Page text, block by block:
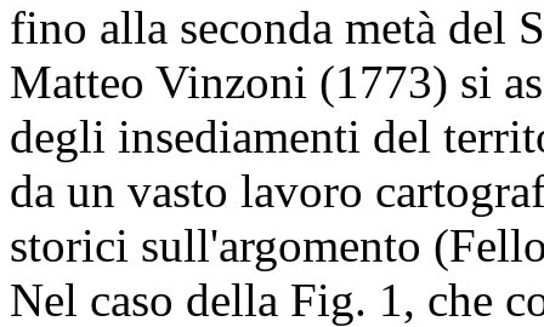
fino alla seconda metà del
Matteo Vinzoni (1773) si
degli insediamenti del
da un vasto lavoro
storici sull'argomento
Nel caso della Fig. 1, che